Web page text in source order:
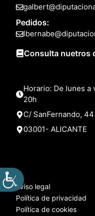
Pedidos:
Consulta nuetros
Horario: De lunes a
20h
C/ SanFernando,
03001- ALICANTE
Aviso legal
Política de privacidad
Política de cookies